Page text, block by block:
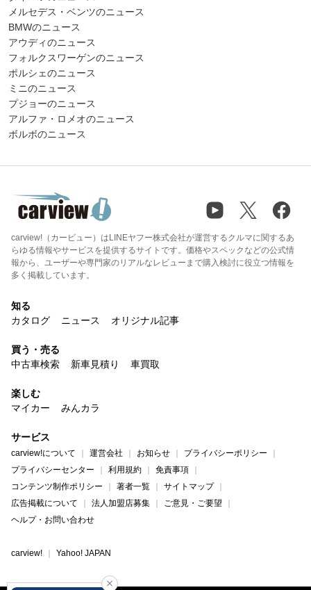
メルセデス・ベンツのニュース
BMWのニュース
アウディのニュース
フォルクスワーゲンのニュース
ポルシェのニュース
ミニのニュース
プジョーのニュース
アルファ・ロメオのニュース
ボルボのニュース
carview!（カービュー）はLINEヤフー株式会社が運営するクルマに関するあ
らゆる情報やサービスを提供するサイトです。価格やスペックなどの公式情
報から、ユーザーや専門家のリアルなレビューまで購入検討に役立つ情報を
多く掲載しています。
知る
カタログ
ニュース オリジナル記事
買う・売る
中古車検索
新車見積り 車買取
楽しむ
マイカー
みんカラ
サービス
carview!について 運営会社 お知らせ
プライバシーポリシー
プライバシーセンター
利用規約
免責事項
コンテンツ制作ポリシー
著者一覧
サイトマップ
広告掲載について
法人加盟店募集
ご意見・ご要望
ヘルプ・お問い合わせ
carview! Yahoo! JAPAN